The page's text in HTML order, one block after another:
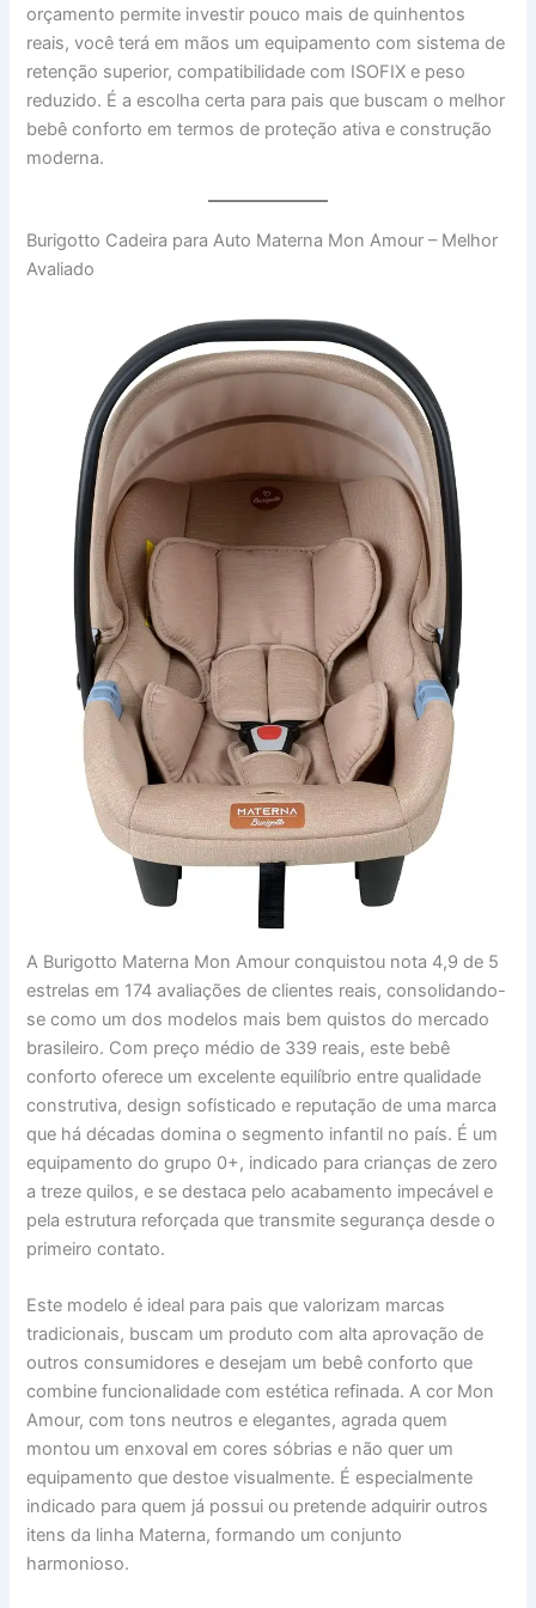
orçamento permite investir pouco mais de quinhentos
reais, você terá em mãos um equipamento com sistema de
retenção superior, compatibilidade com ISOFIX e peso
reduzido. É a escolha certa para pais que buscam o melhor
bebê conforto em termos de proteção ativa e construção
moderna.
Burigotto Cadeira para Auto Materna Mon Amour – Melhor
Avaliado
A Burigotto Materna Mon Amour conquistou nota 4,9 de 5
estrelas em 174 avaliações de clientes reais, consolidando-
se como um dos modelos mais bem quistos do mercado
brasileiro. Com preço médio de 339 reais, este bebê
conforto oferece um excelente equilíbrio entre qualidade
construtiva, design sofisticado e reputação de uma marca
que há décadas domina o segmento infantil no país. É um
equipamento do grupo 0+, indicado para crianças de zero
a treze quilos, e se destaca pelo acabamento impecável e
pela estrutura reforçada que transmite segurança desde o
primeiro contato.
Este modelo é ideal para pais que valorizam marcas
tradicionais, buscam um produto com alta aprovação de
outros consumidores e desejam um bebê conforto que
combine funcionalidade com estética refinada. A cor Mon
Amour, com tons neutros e elegantes, agrada quem
montou um enxoval em cores sóbrias e não quer um
equipamento que destoe visualmente. É especialmente
indicado para quem já possui ou pretende adquirir outros
itens da linha Materna, formando um conjunto
harmonioso.